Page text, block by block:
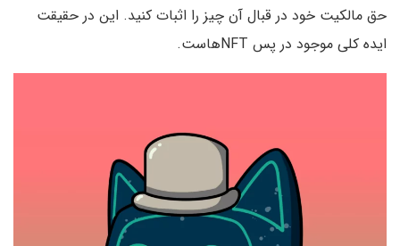
حق مالکیت خود در قبال آن چیز را اثبات کنید. این در حقیقت
ایده کلی موجود در پس NFT‌هاست.